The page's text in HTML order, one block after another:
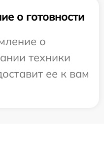
о готовности
о
техники
ее к вам